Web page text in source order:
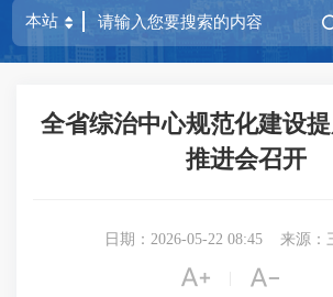
全省综治中心规范化建设
推进会召开
日期：2026-05-22 08:45 来源：
 